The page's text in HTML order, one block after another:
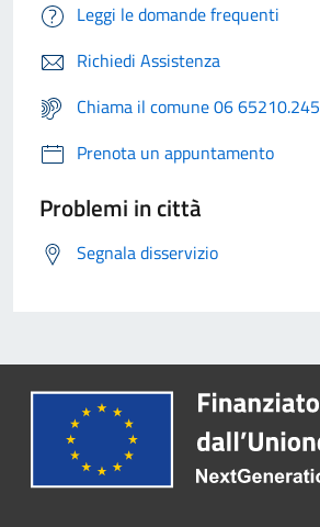
Leggi le domande frequenti
Richiedi Assistenza
Chiama il comune 06 65210.245
Prenota un appuntamento
Problemi in città
Segnala disservizio